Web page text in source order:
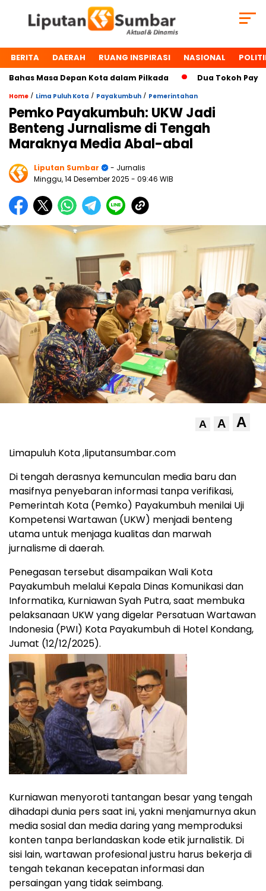
BERITA DAERAH RUANG INSPIRASI NASIONAL
Masa Depan Kota dalam Pilkada Dua Tokoh
Home / Lima Puluh Kota / Payakumbuh / Pemerintahan
Pemko Payakumbuh: UKW Jadi
Benteng Jurnalisme di Tengah
Maraknya Media Abal-abal
Liputan Sumbar
- Jurnalis
Minggu, 14 Desember 2025 - 09:46 WIB
A A A
Limapuluh Kota ,liputansumbar.com
Di tengah derasnya kemunculan media baru dan
masifnya penyebaran informasi tanpa verifikasi,
Pemerintah Kota (Pemko) Payakumbuh menilai Uji
Kompetensi Wartawan (UKW) menjadi benteng
utama untuk menjaga kualitas dan marwah
jurnalisme di daerah.
Penegasan tersebut disampaikan Wali Kota
Payakumbuh melalui Kepala Dinas Komunikasi dan
Informatika, Kurniawan Syah Putra, saat membuka
pelaksanaan UKW yang digelar Persatuan Wartawan
Indonesia (PWI) Kota Payakumbuh di Hotel Kondang,
Jumat (12/12/2025).
Kurniawan menyoroti tantangan besar yang tengah
dihadapi dunia pers saat ini, yakni menjamurnya akun
media sosial dan media daring yang memproduksi
konten tanpa berlandaskan kode etik jurnalistik. Di
sisi lain, wartawan profesional justru harus bekerja di
tengah tekanan kecepatan informasi dan
persaingan yang tidak seimbang.